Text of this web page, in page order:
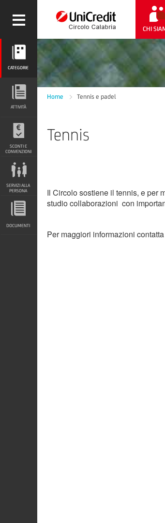
CHI
CATEGORIE
CATEGORIE
ATTIVITÀ
ATTIVITÀ
SCONTI E
CONVENZIONI
SCONTI E CONVENZIONI
SERVIZI ALLA
PERSONA
DOCUMENTI
Home Tennis e padel
Tennis
Il Circolo sostiene il tennis, e per
studio collaborazioni con
Per maggiori informazioni